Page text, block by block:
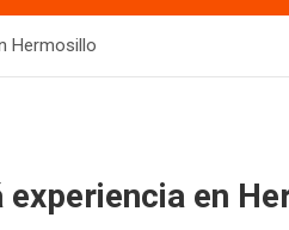
Hermosillo
en